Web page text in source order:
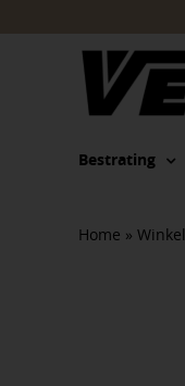
Bestrating
Home » Winkel